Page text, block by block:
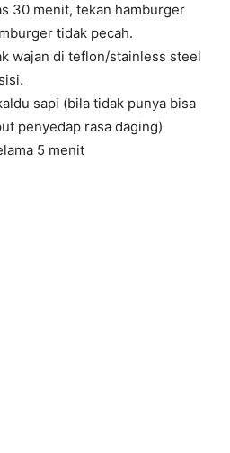
30 menit, tekan hamburger
tidak pecah.
wajan di teflon/stainless steel
sapi (bila tidak punya bisa
penyedap rasa daging)
5 menit